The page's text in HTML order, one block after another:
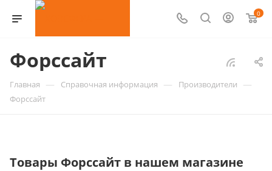
0
Форссайт
Главная — Справочная информация — Производители —
Форссайт
Товары Форссайт в нашем магазине